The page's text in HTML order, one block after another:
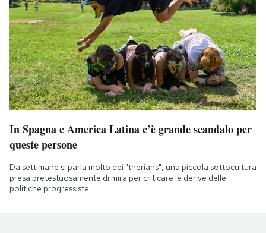
In Spagna e America Latina c’è grande scandalo per
queste persone
Da settimane si parla molto dei "therians", una piccola sottocultura
presa pretestuosamente di mira per criticare le derive delle
politiche progressiste